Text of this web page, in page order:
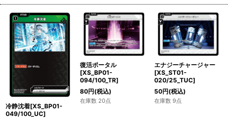
冷静沈着[XS_BP01-
049/100_UC]
復活ポータル
[XS_BP01-
094/100_TR]
80円(税込)
在庫数 20点
エナジーチャージャー
[XS_ST01-
020/25_TUC]
50円(税込)
在庫数 9点